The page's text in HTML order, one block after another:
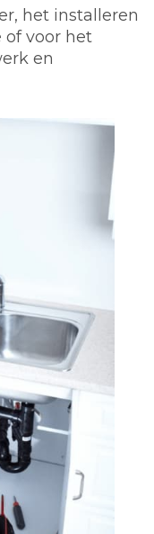
het installeren
of voor het
en